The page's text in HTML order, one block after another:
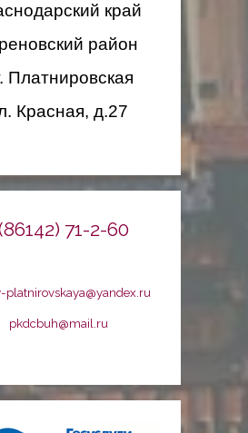
край
район
Платнировская
Красная, д.27
71-2-60
platnirovskaya@yandex.ru
pkdcbuh@mail.ru